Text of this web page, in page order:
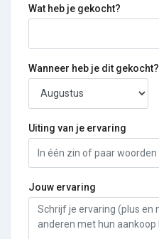
Wat heb je gekocht?
Wanneer heb je dit gekocht?
Uiting van je ervaring
Jouw ervaring